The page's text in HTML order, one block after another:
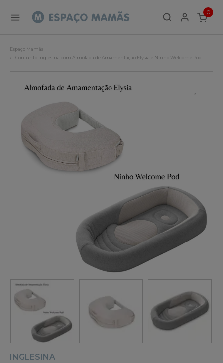
0
ITEMS
Espaço Mamãs
Conjunto Inglesina com Almofada de Amamentação Elysia e Ninho Welcome Pod
INGLESINA